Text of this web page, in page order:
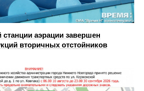
станции аэрации завершен
вторичных отстойников